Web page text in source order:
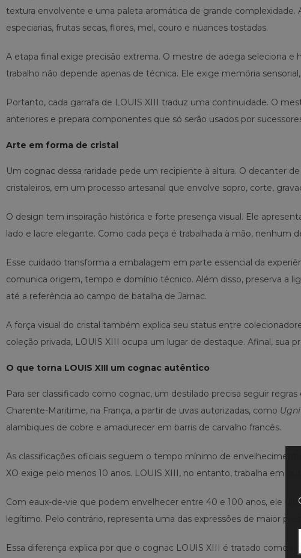
textura envolvente e uma paleta aromática de grande
especiarias, frutas secas, flores, mel, couro e nuances tostadas.
A etapa final exige precisão extrema. O mestre de adega seleciona e
trabalho não depende apenas de técnica. Ele exige memória
Portanto, cada garrafa de LOUIS XIII traduz uma continuidade. O
anteriores e prepara componentes que só serão usados por
Arte em forma de cristal
Um cognac dessa raridade pede um recipiente à altura. O decanter
cristaleiros, em um processo artesanal que envolve sopro, corte,
O design tem inspiração histórica e forte presença visual. Ele
lado e lacre elegante. Como cada peça é trabalhada à mão, nenhum
Esse cuidado transforma a embalagem em parte essencial da
comunica origem, tempo e domínio técnico. Além disso, preserva a
até a referência ao campo de batalha de Jarnac.
A força visual do cristal também explica seu status entre
coleção privada, LOUIS XIII ocupa um lugar de destaque. Afinal, sua
O que torna LOUIS XIII um cognac autêntico
Para ser classificado como cognac, um destilado precisa seguir
Charente-Maritime, na França, a partir de uvas autorizadas, como
alambiques de cobre e amadurecer em barris de carvalho francês.
As classificações oficiais seguem o tempo mínimo de
XO exige pelo menos 10 anos. LOUIS XIII, no entanto, trabalha em
Com eaux-de-vie que podem envelhecer entre 40 e 100 anos, ele
legítimo. Pelo contrário, representa uma das expressões de maior
Essa diferença explica por que o cognac LOUIS XIII é tratado como